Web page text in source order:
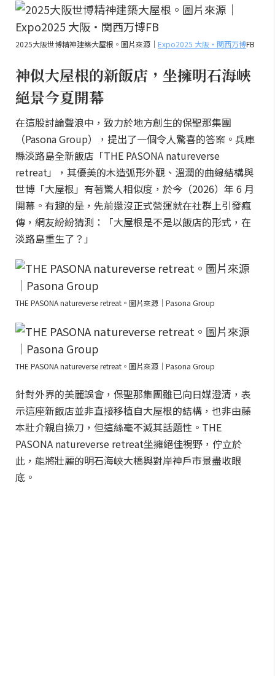
2025大阪世博精神建築大屋根。圖片來源｜ Expo2025 大阪・関西万博FB
神似大屋根的新飯店，坐擁明石海峽
絕景今夏開幕
在這股討論聲浪中，致力於地方創生的保聖那集團
（Pasona Group），提出了一個令人驚喜的答案。兵庫
縣淡路島全新飯店「THE PASONA natureverse
retreat」，其優美的木造弧形外觀、溫潤的曲線結構與
世博「大屋根」有著驚人相似度，於今（2026）年 6 月
開幕。有趣的是，先前還沒正式營運就在社群上引發瘋
傳，網友紛紛猜測：「大屋根是不是以飯店的形式，在
淡路島重生了？」
THE PASONA natureverse retreat。圖片來源｜Pasona Group
THE PASONA natureverse retreat。圖片來源｜Pasona Group
針對外界的美麗誤會，保聖那集團雖已向日媒澄清，表
示這座新飯店並非直接移植自大屋根的結構，也非由藤
本壯介親自操刀，但這絲毫不減其話題性。THE
PASONA natureverse retreat坐擁絕佳視野，佇立於
此，能將壯麗的明石海峽大橋與對岸神戶市景盡收眼
底。